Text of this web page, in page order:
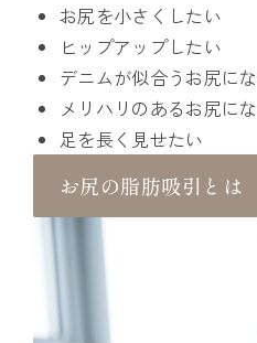
お尻を小さくしたい
ヒップアップしたい
デニムが似合うお尻に
メリハリのあるお尻に
足を長く見せたい
お尻の脂肪吸引とは